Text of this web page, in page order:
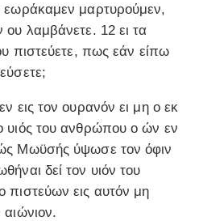
εωράκαμεν μαρτυρούμεν,
ου λαμβάνετε. 12 ει τα
πιστεύετε, πως εάν είπω
εις τον ουρανόν ει μη ο εκ
υιός του ανθρώπου ο ών εν
Μωϋσής ύψωσε τον όφιν
δεί τον υιόν του
εις αυτόν μη